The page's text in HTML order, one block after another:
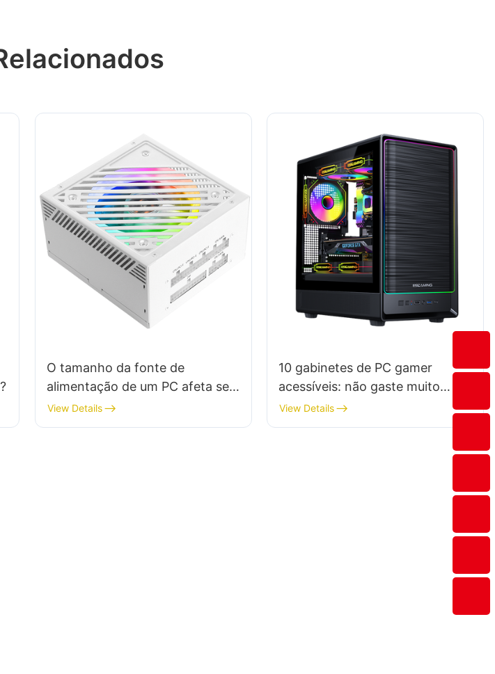
O tamanho da fonte de
alimentação de um PC afeta seu
desempenho?
View Details
10 gabinetes de PC gamer
acessíveis: não gaste muito
dinheiro
View Details